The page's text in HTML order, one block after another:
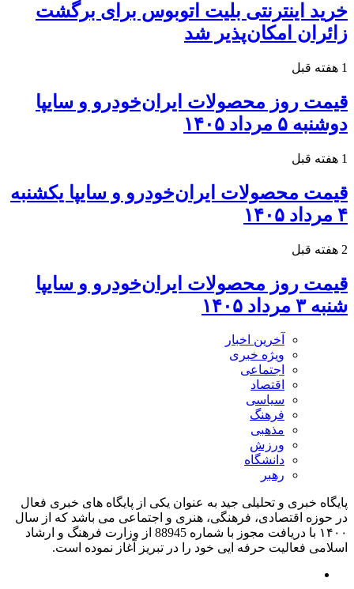
خرید اینترنتی بلیت اتوبوس برای برگشت
زائران امکان‌پذیر شد
1 هفته قبل
قیمت روز محصولات ایران‌خودرو و سایپا
دوشنبه ۵ مرداد ۱۴۰۵
1 هفته قبل
قیمت محصولات ایران‌خودرو و سایپا یکشنبه
۴ مرداد ۱۴۰۵
2 هفته قبل
قیمت روز محصولات ایران‌خودرو و سایپا
شنبه ۳ مرداد ۱۴۰۵
آخرین اخبار
ویژه خبری
اجتماعی
اقتصاد
سیاسی
فرهنگ
مذهبی
ورزش
دانشگاه
رهبر
پایگاه خبری و تحلیلی جید به عنوان یکی از پایگاه های خبری فعال
در حوزه اقتصادی، فرهنگی، هنری و اجتماعی می باشد که از سال
۱۴۰۰ با دریافت مجوز با شماره 88945 از وزارت فرهنگ و ارشاد
اسلامی فعالیت حرفه ایی خود را در تبریز آغاز نموده است.